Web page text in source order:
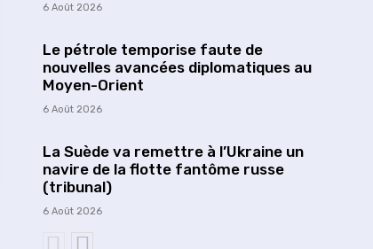
6 Août 2026
Le pétrole temporise faute de
nouvelles avancées diplomatiques au
Moyen-Orient
6 Août 2026
La Suède va remettre à l’Ukraine un
navire de la flotte fantôme russe
(tribunal)
6 Août 2026